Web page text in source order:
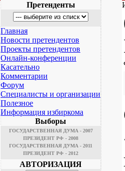
Претенденты
Главная
Новости претендентов
Проекты претендентов
Онлайн-конференции
Касательно
Комментарии
Форум
Специалисты и организации
Полезное
Информация избиркома
Выборы
ГОСУДАРСТВЕННАЯ ДУМА - 2007
ПРЕЗИДЕНТ РФ - 2008
ГОСУДАРСТВЕННАЯ ДУМА - 2011
ПРЕЗИДЕНТ РФ - 2012
АВТОРИЗАЦИЯ